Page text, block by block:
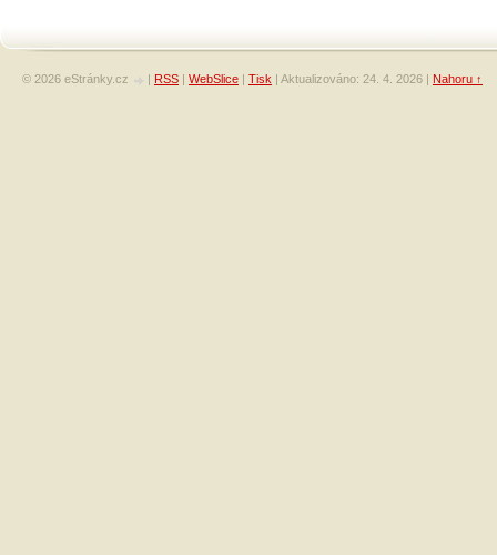
© 2026 eStránky.cz | RSS | WebSlice | Tisk | Aktualizováno: 24. 4. 2026 | Nahoru ↑